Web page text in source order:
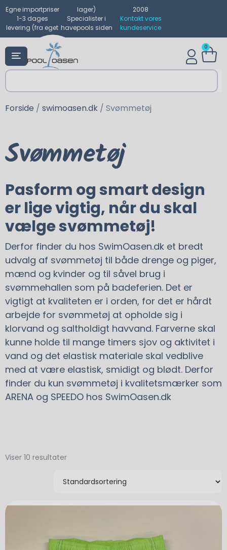
Egne importpriser
1-3 dages
levering (fra eget
lager)
Specialister i
havepools siden
2008
Kontakt vores
kundeservice
0
Forside / swimoasen.dk / Svømmetøj
Svømmetøj
Pasform og smart design
er lige vigtig, når du skal
vælge svømmetøj!
Derfor finder du hos SwimOasen.dk et bredt
udvalg af svømmetøj til både drenge og piger,
mænd og kvinder og til såvel brug i
svømmehallen som på badeferien. Det er
vigtigt at kvaliteten er i orden, for det er hårdt
arbejde for svømmetøj at opholde sig i
klorvand og saltholdigt havvand. Farverne skal
kunne holde til mange timers sjov og aktivitet i
vand og det elastisk materiale skal vedblive
med at være elastisk, smidigt og blødt. Derfor
finder du kun svømmetøj i kvalitetsmærker som
ARENA og SPEEDO hos SwimOasen.dk
Viser 10 resultater